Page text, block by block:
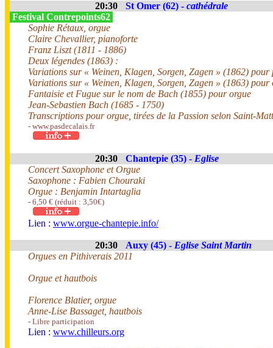
20:30 St Omer (62) - cathédrale
Festival Contrepoints62
Sophie Rétaux, orgue
Claire Chevallier, pianoforte
Franz Liszt (1811 - 1886)
Deux légendes (1863) :
Variations sur « Weinen, Klagen, Sorgen, Zagen » (1862) pour
Variations sur « Weinen, Klagen, Sorgen, Zagen » (1863) pour
Fantaisie et Fugue sur le nom de Bach (1855) pour orgue
Jean-Sebastien Bach (1685 - 1750)
Transcriptions pour orgue, tirées de la Passion selon Saint-
- www.pasdecalais.fr
20:30 Chantepie (35) - Eglise
Concert Saxophone et Orgue
Saxophone : Fabien Chouraki
Orgue : Benjamin Intartaglia
- 6,50 € (réduit : 3,50€)
Lien : www.orgue-chantepie.info/
20:30 Auxy (45) - Eglise Saint Martin
Orgues en Pithiverais 2011
Orgue et hautbois
Florence Blatier, orgue
Anne-Lise Bassaget, hautbois
- Libre participation
Lien : www.chilleurs.org